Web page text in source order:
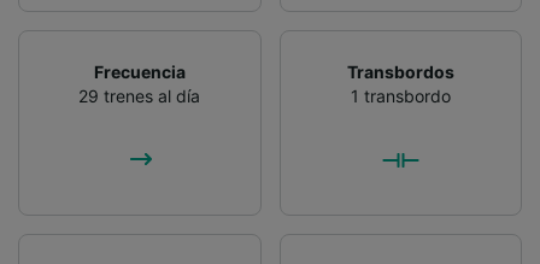
Frecuencia
29 trenes al día
Transbordos
1 transbordo